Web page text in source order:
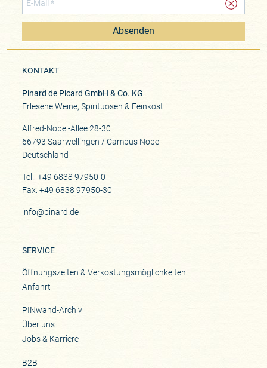
Absenden
KONTAKT
Pinard de Picard GmbH & Co. KG
Erlesene Weine, Spirituosen & Feinkost
Alfred-Nobel-Allee 28-30
66793 Saarwellingen / Campus Nobel
Deutschland
Tel.: +49 6838 97950-0
Fax: +49 6838 97950-30
info@pinard.de
SERVICE
Öffnungszeiten & Verkostungsmöglichkeiten
Anfahrt
PINwand-Archiv
Über uns
Jobs & Karriere
B2B